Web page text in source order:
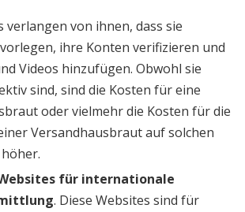
verlangen von ihnen, dass sie
ihre Konten verifizieren und
Videos hinzufügen. Obwohl sie
sind, sind die Kosten für eine
oder vielmehr die Kosten für die
Versandhausbraut auf solchen
für internationale
. Diese Websites sind für